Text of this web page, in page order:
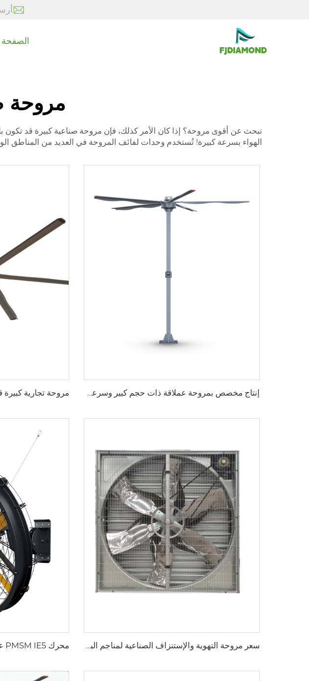
الصفحة
مروحة
تبحث عن أقوى مروحة؟ إذا كان الأمر كذلك، فإن مروحة صناعية كبيرة قد تكون
الهواء بسرعة كبيرة! تُستخدم وحدات لفائف المروحة في العديد من المناطق
إنتاج مخصص بمروحة عملاقة ذات حجم كبير وسرعة منخفضة قطرها 16 قدم (5 أمتار) ومزودة بمحرك PMSM
سعر مروحة التهوية والإستنزاف الصناعية لمناجم البيوت الزراعية ومزارع الدواجن والدواجن